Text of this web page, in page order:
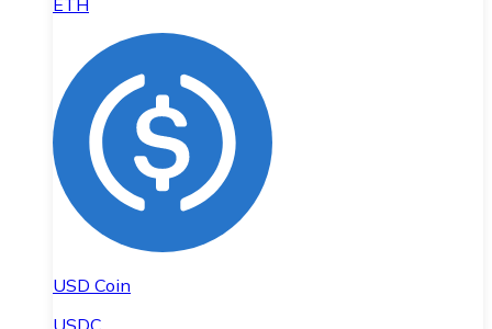
ETH
USD Coin
USDC